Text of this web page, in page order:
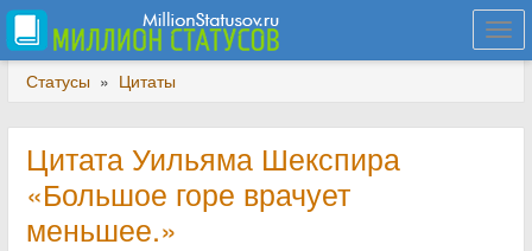
Статусы » Цитаты
Цитата Уильяма Шекспира
«Большое горе врачует
меньшее.»